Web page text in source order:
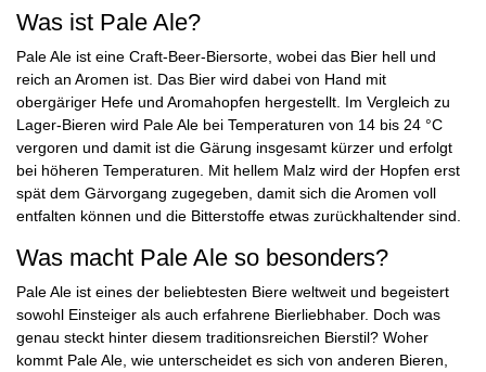
Was ist Pale Ale?
Pale Ale ist eine Craft-Beer-Biersorte, wobei das Bier hell und
reich an Aromen ist. Das Bier wird dabei von Hand mit
obergäriger Hefe und Aromahopfen hergestellt. Im Vergleich zu
Lager-Bieren wird Pale Ale bei Temperaturen von 14 bis 24 °C
vergoren und damit ist die Gärung insgesamt kürzer und erfolgt
bei höheren Temperaturen. Mit hellem Malz wird der Hopfen erst
spät dem Gärvorgang zugegeben, damit sich die Aromen voll
entfalten können und die Bitterstoffe etwas zurückhaltender sind.
Was macht Pale Ale so besonders?
Pale Ale ist eines der beliebtesten Biere weltweit und begeistert
sowohl Einsteiger als auch erfahrene Bierliebhaber. Doch was
genau steckt hinter diesem traditionsreichen Bierstil? Woher
kommt Pale Ale, wie unterscheidet es sich von anderen Bieren,